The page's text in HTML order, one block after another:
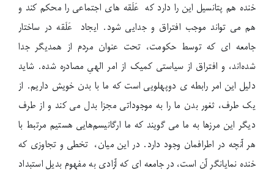
خنده هم پتانسیل این را دارد که عَلَقه های اجتماعی را محکم کند و
هم می تواند موجب افتراق و جدایی شود. ایجاد عَلَقه در ساختار
جامعه ای که توسط حکومت، تحت عنوان مردم از همدیگر جدا
شده‌اند، و افتراق از سیاستی کمیک از امر الهیِ مصادره شده. شاید
دلیل این امر رابطه ی دوپهلویی است که ما با بدن خویش داریم. از
یک طرف، ثغور بدن ما را به موجوداتی مجزا بدل می کند و از طرف
دیگر این مرزها به ما می گویند که ما ارگانیسم‌هایی هستیم مرتبط با
هر آنچه در اطرافمان وجود دارد. در این میان، تخطی و تجاوزی که
خنده نمایانگر آن است، در جامعه ای که آزادی به مفهوم بدیل استبداد